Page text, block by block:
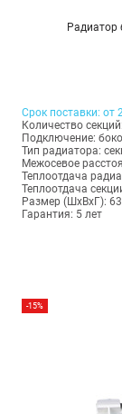
Радиатор
Срок поставки: от
Количество
Подключение:
Тип радиатора:
Межосевое
Теплоотдача
Теплоотдача
Размер (ШхВхГ):
Гарантия: 5 лет
-15%